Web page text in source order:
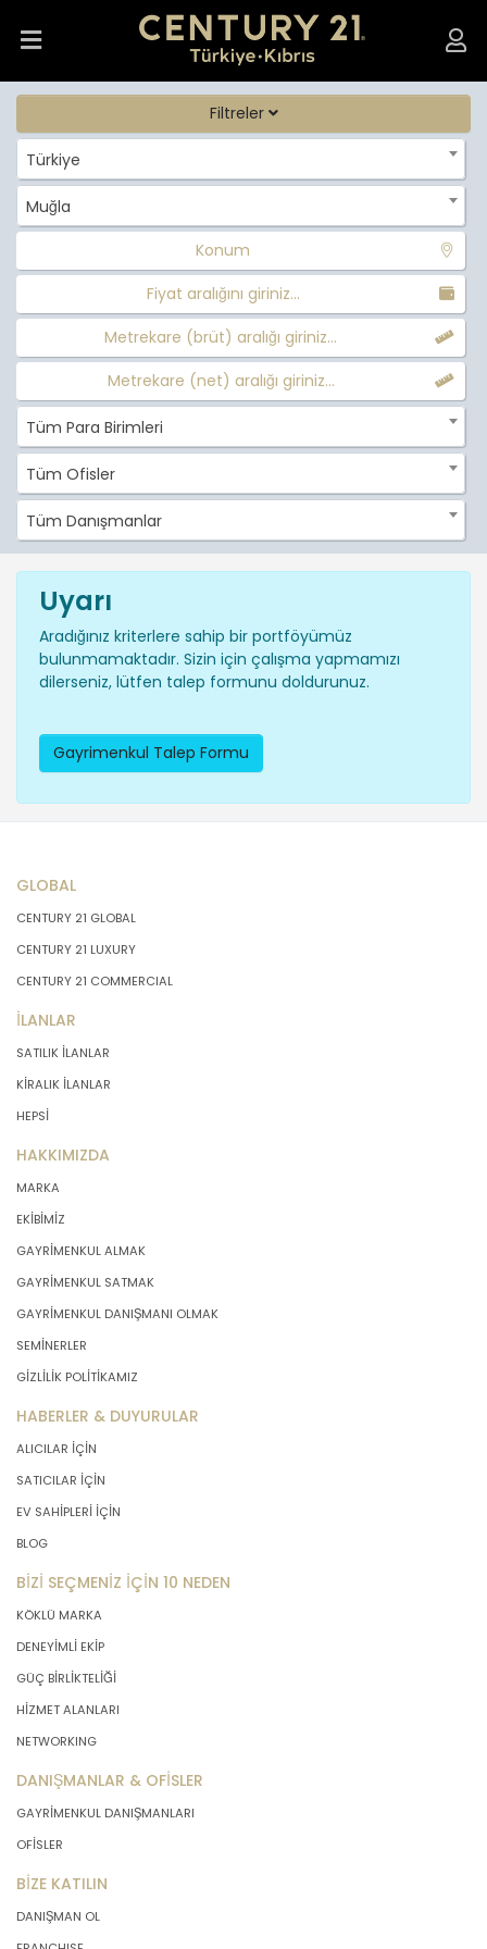
Filtreler
Türkiye
Muğla
Konum
Fiyat aralığını giriniz...
Metrekare (brüt) aralığı giriniz...
Metrekare (net) aralığı giriniz...
Tüm Para Birimleri
Tüm Ofisler
Tüm Danışmanlar
Uyarı
Aradığınız kriterlere sahip bir portföyümüz
bulunmamaktadır. Sizin için çalışma yapmamızı
dilerseniz, lütfen talep formunu doldurunuz.
Gayrimenkul Talep Formu
GLOBAL
CENTURY 21 GLOBAL
CENTURY 21 LUXURY
CENTURY 21 COMMERCIAL
İLANLAR
SATILIK İLANLAR
KİRALIK İLANLAR
HEPSİ
HAKKIMIZDA
MARKA
EKİBİMİZ
GAYRİMENKUL ALMAK
GAYRİMENKUL SATMAK
GAYRİMENKUL DANIŞMANI OLMAK
SEMİNERLER
GİZLİLİK POLİTİKAMIZ
HABERLER & DUYURULAR
ALICILAR İÇİN
SATICILAR İÇİN
EV SAHİPLERİ İÇİN
BLOG
BİZİ SEÇMENİZ İÇİN 10 NEDEN
KÖKLÜ MARKA
DENEYİMLİ EKİP
GÜÇ BİRLİKTELİĞİ
HİZMET ALANLARI
NETWORKING
DANIŞMANLAR & OFİSLER
GAYRİMENKUL DANIŞMANLARI
OFİSLER
BİZE KATILIN
DANIŞMAN OL